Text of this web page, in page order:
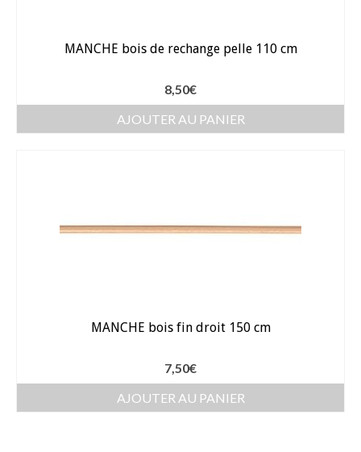
MANCHE bois de rechange pelle 110 cm
8,50€
AJOUTER AU PANIER
MANCHE bois fin droit 150 cm
7,50€
AJOUTER AU PANIER